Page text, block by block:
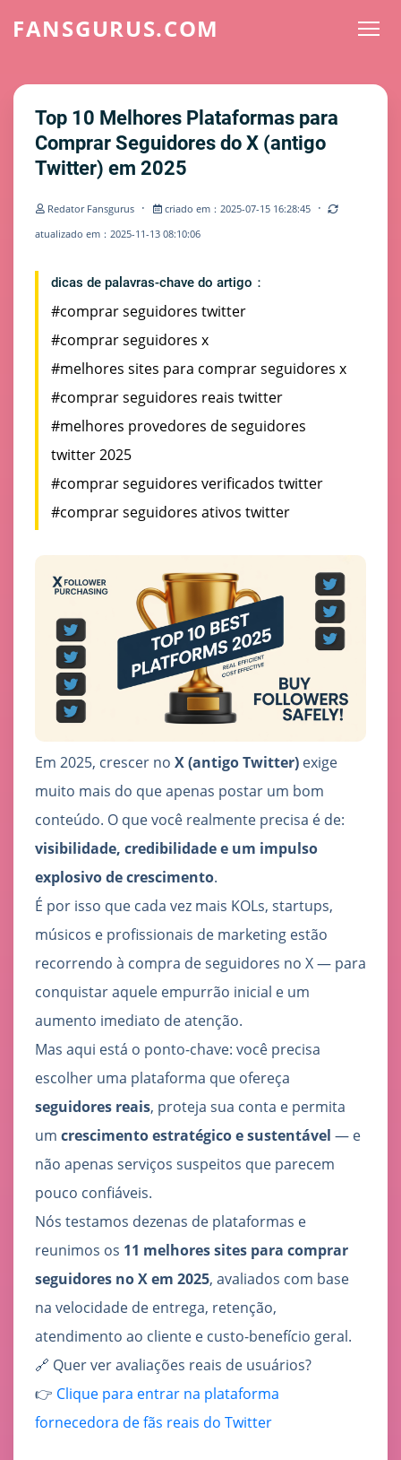
FANSGURUS.COM
Top 10 Melhores Plataformas para
Comprar Seguidores do X (antigo
Twitter) em 2025
Redator Fansgurus · criado em：2025-07-15 16:28:45 ·
atualizado em：2025-11-13 08:10:06
dicas de palavras-chave do artigo：
#comprar seguidores twitter
#comprar seguidores x
#melhores sites para comprar seguidores x
#comprar seguidores reais twitter
#melhores provedores de seguidores
twitter 2025
#comprar seguidores verificados twitter
#comprar seguidores ativos twitter
Em 2025, crescer no X (antigo Twitter) exige
muito mais do que apenas postar um bom
conteúdo. O que você realmente precisa é de:
visibilidade, credibilidade e um impulso
explosivo de crescimento.
É por isso que cada vez mais KOLs, startups,
músicos e profissionais de marketing estão
recorrendo à compra de seguidores no X — para
conquistar aquele empurrão inicial e um
aumento imediato de atenção.
Mas aqui está o ponto-chave: você precisa
escolher uma plataforma que ofereça
seguidores reais, proteja sua conta e permita
um crescimento estratégico e sustentável — e
não apenas serviços suspeitos que parecem
pouco confiáveis.
Nós testamos dezenas de plataformas e
reunimos os 11 melhores sites para comprar
seguidores no X em 2025, avaliados com base
na velocidade de entrega, retenção,
atendimento ao cliente e custo-benefício geral.
🔗 Quer ver avaliações reais de usuários?
👉 Clique para entrar na plataforma
fornecedora de fãs reais do Twitter